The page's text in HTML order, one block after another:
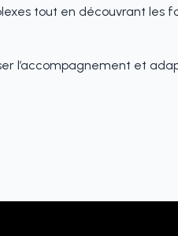
tout en découvrant les
l’accompagnement et